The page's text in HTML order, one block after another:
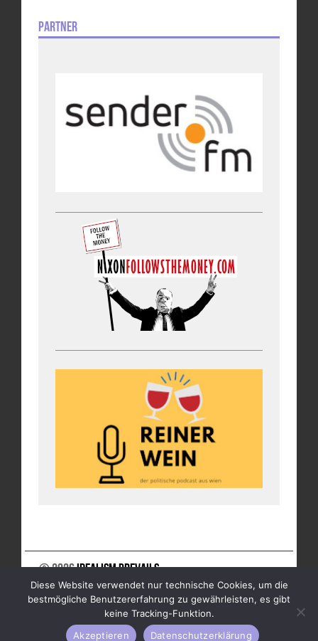
Partner
© 2026Idealism Prevails
UNTERSTÜTZE UNS
NEWSLETTER
IMPRESSUM
Diese Website verwendet nur technische Cookies, um die
bestmögliche Benutzererfahrung zu gewährleisten, es gibt
keine Tracking-Funktion.
Akzeptieren
Datenschutzerklärung